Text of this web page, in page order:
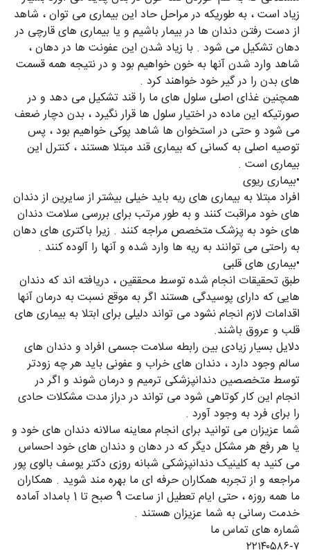
زیاد است ، به طوریکه در مراحل حاد این بیماری می توان ، شاهد
از دست رفتن دندان ها در بیمار باشیم و یا بیماری های قارچی در
دهان تشکیل می شود . با زیاد شدن این عفونت ها در دهان ،
شاهد وارد شدن آنها به خون خواهیم بود و در نتیجه همه قسمت
های بدن را در گیر خود خواهند کرد .
همچنین غذای اصلی سلول های ما را قند تشکیل می دهد و در
صورتیکه این ماده در اختیار سلول ها قرار نگیرد ، بدن دچار ضعف
می شود و حتی در استخوان ها شاهد پوکی خواهیم بود ، پس
توصیه اصلی به کسانی که بیماری قند مبتلا هستند ، کنترل این
بیماری است .
•بیماری ریوی
افراد مبتلا به بیماری های ریه باید خیلی بیشتر از سایرین از دندان
های خود مراقبت کنند و به طور مرتب برای بررسی سلامت دندان
های خود به پزشک متخصص مراجه کنند . زیرا باکتری های دهان
به راحتی می توانند به ریه ها وارد شده و آنها را آلوده کنند .
•بیماری های قلبی
طبق تحقیقات انجام شده توسط محققین ، دریافته اند که دندان
هایی که دارای پوسیدگی هستند اگر به موقع نسبت به درمان آنها
اقدامات لازم انجام نشود می تواند دلیلی برای ابتلا به بیماری های
قلب و عروق باشند.
دلایل بسیار زیادی بین رابطه سلامت جسمی افراد و دندان های
سالم وجود دارد ، دندان های خراب و عفونی باید هر چه زودتر
توسط متخصصین دندانپزشکی ترمیم و درمان شوند و اگر در
انجام این کار کوتاهی شود می تواند در دراز مدت مشکلات حادی
را برای فرد به وجود آورد .
شما عزیزان می توانید برای انجام معاینه سالانه دندان های خود و
یا هر رفع هر مشکل دیگر که در دهان و دندان های خود احساس
می کنید به کلینیک دندانپزشکی شبانه روزی دکتر یوسف بالوی پور
مراجعه و از تجربه همکاران حرفه ای ما بهره مند شوید . همکاران
ما همه روزه ، حتی ایام تعطیل از ساعت 9 صبح تا 1 بامداد آماده
خدمت رسانی به شما عزیزان هستند .
شماره های تماس ما
۲۲۱۴۰۵۸۶-۷